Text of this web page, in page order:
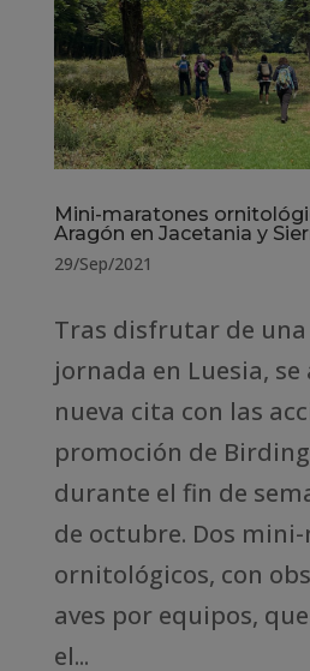
Mini-maratones
Aragón en Jacetania y
29/Sep/2021
Tras disfrutar de
jornada en Luesia, se
nueva cita con las
promoción de
durante el fin de
de octubre. Dos
ornitológicos, con
aves por equipos,
el...